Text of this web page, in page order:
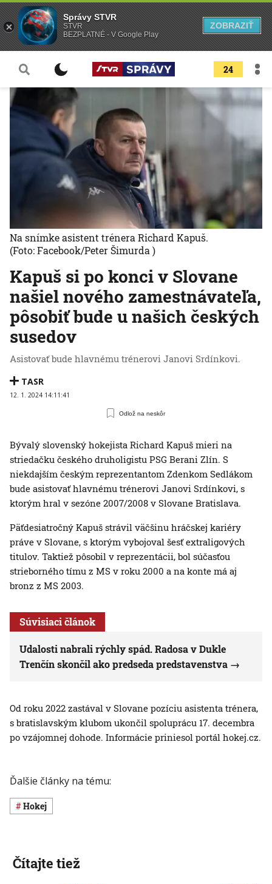
24
Kapuš si po konci v Slovane
našiel nového zamestnávateľa,
pôsobiť bude u našich českých
susedov
Asistovať bude hlavnému trénerovi Janovi Srdínkovi.
TASR
12. 1. 2024 14:11:41
Odlož na neskôr
Na snímke asistent trénera Richard Kapuš.
(Foto: Facebook/Peter Šimurda )
Bývalý slovenský hokejista Richard Kapuš mieri na
striedačku českého druholigistu PSG Berani Zlín. S
niekdajším českým reprezentantom Zdenkom Sedlákom
bude asistovať hlavnému trénerovi Janovi Srdínkovi, s
ktorým hral v sezóne 2007/2008 v Slovane Bratislava.
Päťdesiatročný Kapuš strávil väčšinu hráčskej kariéry
práve v Slovane, s ktorým vybojoval šesť extraligových
titulov. Taktiež pôsobil v reprezentácii, bol súčasťou
strieborného tímu z MS v roku 2000 a na konte má aj
bronz z MS 2003.
Súvisiaci článok
Udalosti nabrali rýchly spád. Radosa v Dukle
Trenčín skončil ako predseda predstavenstva
Od roku 2022 zastával v Slovane pozíciu asistenta trénera,
s bratislavským klubom ukončil spoluprácu 17. decembra
po vzájomnej dohode. Informácie priniesol portál hokej.cz.
Ďalšie články na tému:
Hokej
Čítajte tiež
Správy STVR
STVR
BEZPLATNÉ - V Google Play
ZOBRAZIŤ